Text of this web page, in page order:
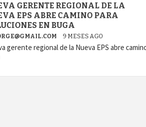
GERENTE REGIONAL DE LA
EPS ABRE CAMINO PARA
EN BUGA
9 MESES AGO
gerente regional de la Nueva EPS abre